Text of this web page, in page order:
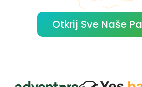
Otkrij Sve Naše